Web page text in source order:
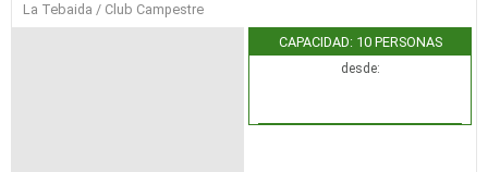
La Tebaida / Club Campestre
CAPACIDAD: 10 PERSONAS
desde: